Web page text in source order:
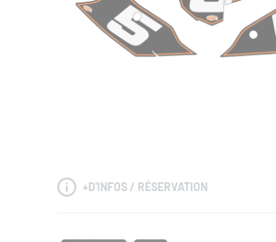
+D'INFOS / RÉSERVATION